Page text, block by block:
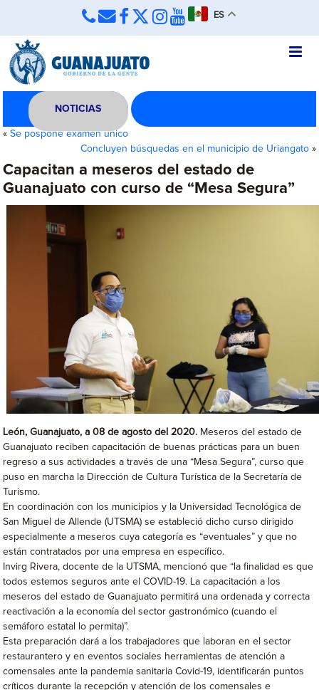
ES
NOTICIAS
«Se pospone examen único
Concluyen búsquedas en el municipio de Uriangato»
Capacitan a meseros del estado de
Guanajuato con curso de “Mesa Segura”
León, Guanajuato, a 08 de agosto del 2020. Meseros del estado de
Guanajuato reciben capacitación de buenas prácticas para un buen
regreso a sus actividades a través de una “Mesa Segura”, curso que
puso en marcha la Dirección de Cultura Turística de la Secretaría de
Turismo.
En coordinación con los municipios y la Universidad Tecnológica de
San Miguel de Allende (UTSMA) se estableció dicho curso dirigido
especialmente a meseros cuya categoría es “eventuales” y que no
están contratados por una empresa en específico.
Invirg Rivera, docente de la UTSMA, mencionó que “la finalidad es que
todos estemos seguros ante el COVID-19. La capacitación a los
meseros del estado de Guanajuato permitirá una ordenada y correcta
reactivación a la economía del sector gastronómico (cuando el
semáforo estatal lo permita)”.
Esta preparación dará a los trabajadores que laboran en el sector
restaurantero y en eventos sociales herramientas de atención a
comensales ante la pandemia sanitaria Covid-19, identificarán puntos
críticos durante la recepción y atención de los comensales e